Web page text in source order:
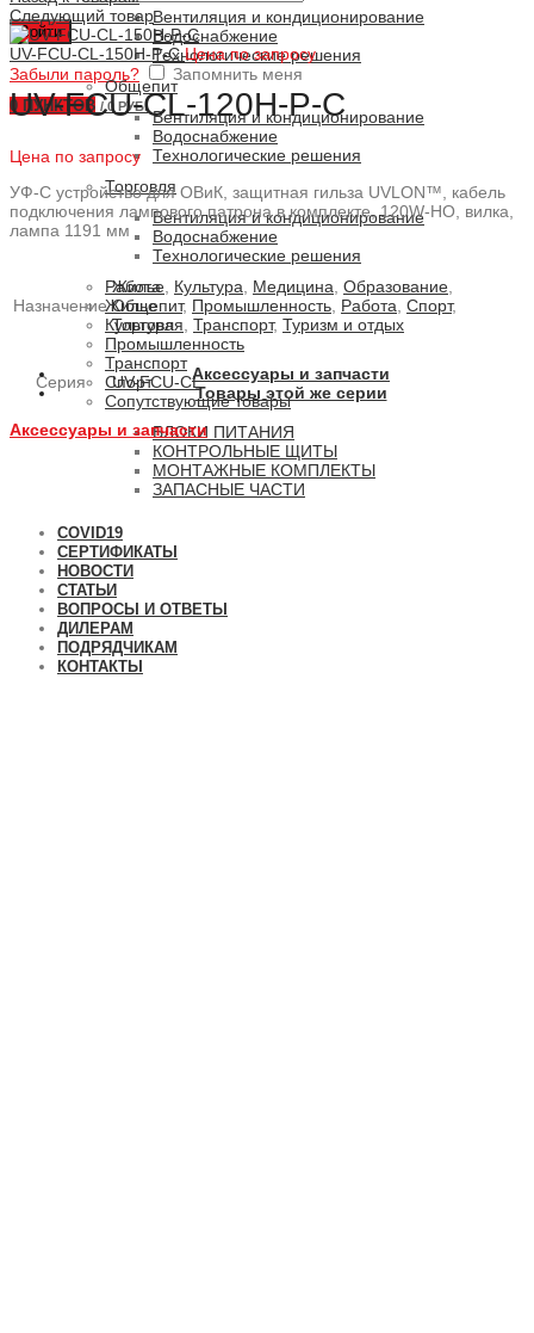
Войти
Забыли пароль? Запомнить меня
0 ПУНКТОВ / 0 РУБ.
Вентиляция и кондиционирование
Водоснабжение
Технологические решения
Общепит
Вентиляция и кондиционирование
Водоснабжение
Технологические решения
Торговля
Вентиляция и кондиционирование
Водоснабжение
Технологические решения
Работа
Жилье
Культура
Промышленность
Транспорт
Спорт
Сопутствующие товары
БЛОКИ ПИТАНИЯ
КОНТРОЛЬНЫЕ ЩИТЫ
МОНТАЖНЫЕ КОМПЛЕКТЫ
ЗАПАСНЫЕ ЧАСТИ
COVID19
СЕРТИФИКАТЫ
НОВОСТИ
СТАТЬИ
ВОПРОСЫ И ОТВЕТЫ
ДИЛЕРАМ
ПОДРЯДЧИКАМ
КОНТАКТЫ
Следующий товар
UV-FCU-CL-150H-P-CЦена по запросу
UV-FCU-CL-120H-P-C
Цена по запросу
УФ-С устройство для ОВиК, защитная гильза UVLON™, кабель
подключения лампового патрона в комплекте, 120W-HO, вилка,
лампа 1191 мм
Назначение
Жилье Культура Медицина Образование
Общепит, Промышленность Работа Спорт,
Торговля Транспорт, Туризм и отдых
Серия UV-FCU-CLАксессуары и запчасти
Товары этой же серии
Аксессуары и запчасти